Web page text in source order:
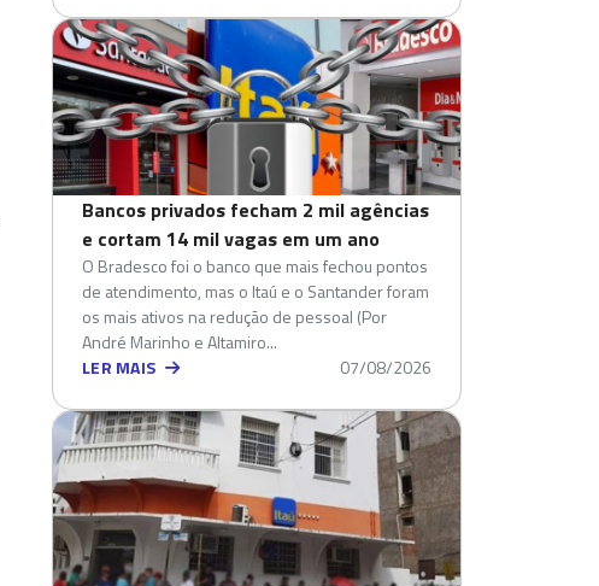
Bancos privados fecham 2 mil agências
e cortam 14 mil vagas em um ano
O Bradesco foi o banco que mais fechou pontos
de atendimento, mas o Itaú e o Santander foram
os mais ativos na redução de pessoal (Por
André Marinho e Altamiro...
LER MAIS
07/08/2026